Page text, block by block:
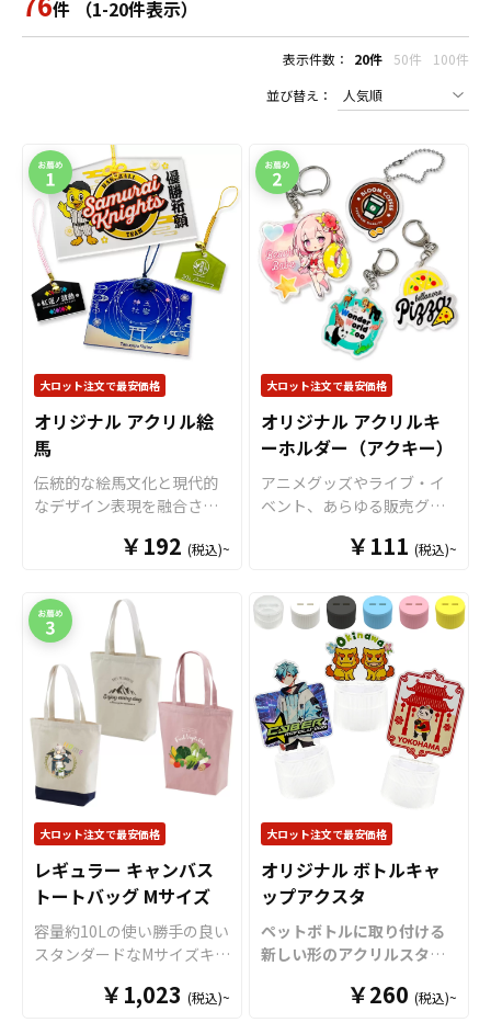
件 （1-20件表示）
表示件数： 20件 50件
100件
並び替え：
大ロット注文で最安価格
オリジナル アクリル絵
馬
伝統的な絵馬文化と現代的
なデザイン表現を融合させ
様のオリジナルデザインで
リアアクリル素材を採用し
た「オリジナル アクリル絵
馬」は、通常の木製絵馬に
はないツヤと高級感に加
え、立体的で透明感のある
美しい仕上がりが魅力で
す。 ケイオー自慢の高精
細・ハイクオリティな印刷
技術で、細かなデザインや
グラデーション、写真など
もきれいに表現できます。
「片面印刷」「両面印刷」
「箔押し」「ハイブリッド
印刷」に対応可能で、奥行
き感のある美しい仕上がり
のアクリル絵馬を制作でき
ます。 サイズは用途やター
ゲットに合わせて選べる
S/M/Lの3サイズをご用意。
￥192 (税込)~
大ロット注文で最安価格
オリジナル アクリルキ
ーホルダー（アクキー）
アニメグッズやライブ・イ
ベント、あらゆる販売グッ
リルキーホルダー（アクキ
リジナルのデザインにて製
作いたします。 アクリルキ
ーホルダーは水に強く耐久
性も抜群で、美しい状態を
長く保つことができます。
近年ではアクリルキーホル
ダーはガチャガチャ用の景
品としても多くのご依頼を
キーの販売に必要な資材も
数多く取り揃えております
ので、お客様にはデザイン
をご入稿いただくだけでオ
リジナル商品として販売し
ていただくことができま
す。 アクリルの大きさで価
格もリーズナブルに製作が
出来ますので、ノベルティ
としても配布するのにも最
￥111 (税込)~
大ロット注文で最安価格
レギュラー キャンバス
トートバッグ Mサイズ
容量約10Lの使い勝手の良い
スタンダードなMサイズキャ
100％のしっかりとした生地
￥1,023 (税込)~
大ロット注文で最安価格
オリジナル ボトルキャ
ップアクスタ
ペットボトルに取り付ける
新しい形のアクリルスタン
タ」をお客様のオリジナル
￥260 (税込)~